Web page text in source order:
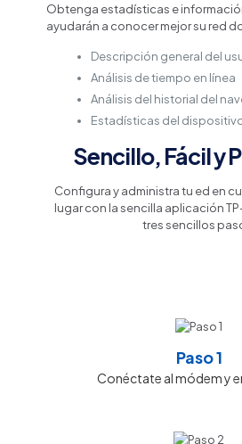
Obtenga estadísticas e
ayudarán a conocer mejor su red
Descripción general del
Análisis de tiempo en línea
Análisis del historial del
Estadísticas del
Sencillo, Fácil y
Configura y administra tu ed en
lugar con la sencilla aplicación
tres sencillos
Paso 1
Conéctate al módem y